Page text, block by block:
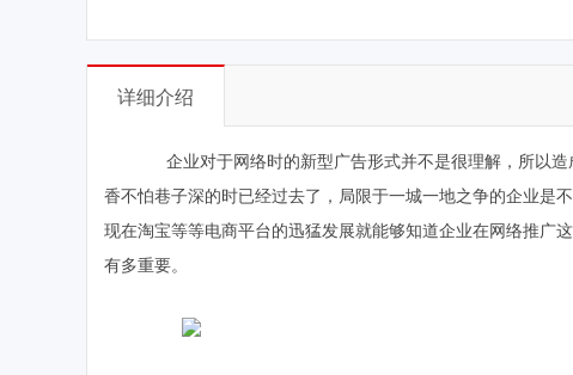
详细介绍
企业对于网络时的新型广告形式并不是很理解，所以造
香不怕巷子深的时已经过去了，局限于一城一地之争的企业是
现在淘宝等等电商平台的迅猛发展就能够知道企业在网络推广
有多重要。